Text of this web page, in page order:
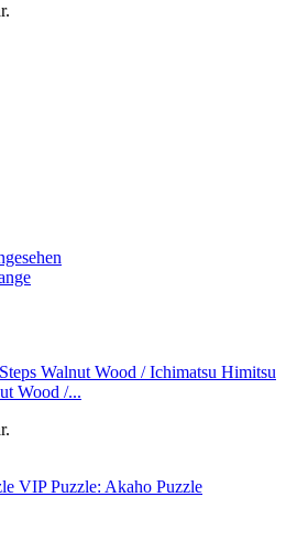
Himitsu
Wood /...
VIP Puzzle: Akaho Puzzle